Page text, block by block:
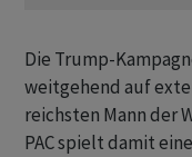
Die Trump-
weitgehend auf
reichsten Mann der
PAC spielt damit